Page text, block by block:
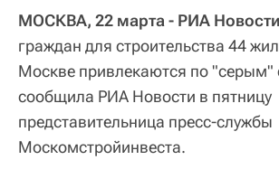
МОСКВА, 22 марта - РИА
граждан для строительства 44
Москве привлекаются по "серым"
сообщила РИА Новости в пятницу
представительница пресс-службы
Москомстройинвеста.